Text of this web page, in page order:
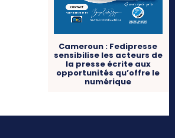
Cameroun : Fedipresse
sensibilise les acteurs de
la presse écrite aux
opportunités qu’offre le
numérique